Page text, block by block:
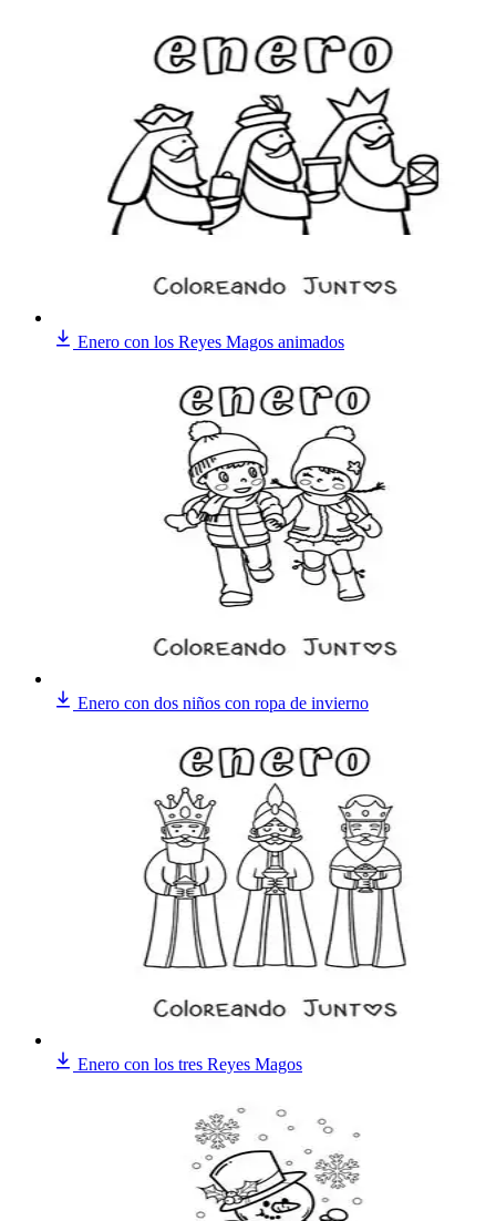
Enero con los Reyes Magos animados
Enero con dos niños con ropa de invierno
Enero con los tres Reyes Magos